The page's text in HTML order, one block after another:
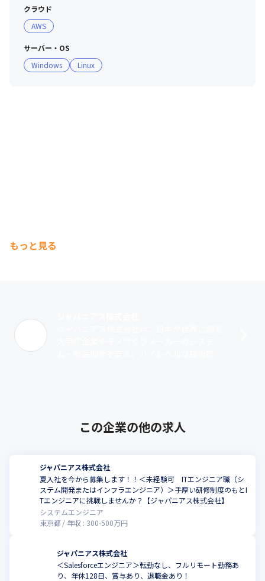
クラウド
AWS
サーバー・OS
Windows
Linux
もっと見る
この企業の他の求人
ジャパニアス株式会社
夏入社を今から募集します！！＜未経験可 ITエンジニア職（シ
ステム開発またはインフラエンジニア）＞手厚い研修制度のもとI
Tエンジニアに挑戦しませんか？【ジャパニアス株式会社】
システムエンジニア
東京都
年収 : 300-500万円
ジャパニアス株式会社
＜Salesforceエンジニア＞転勤なし、フルリモート勤務あ
り、年休128日、賞与あり、退職金あり！